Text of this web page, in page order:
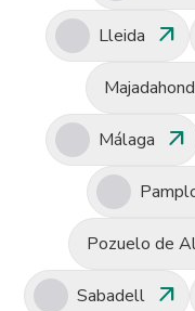
Lleida arrow_outward
Málaga arrow_outward
Pozuelo de
Sabadell arrow_outward